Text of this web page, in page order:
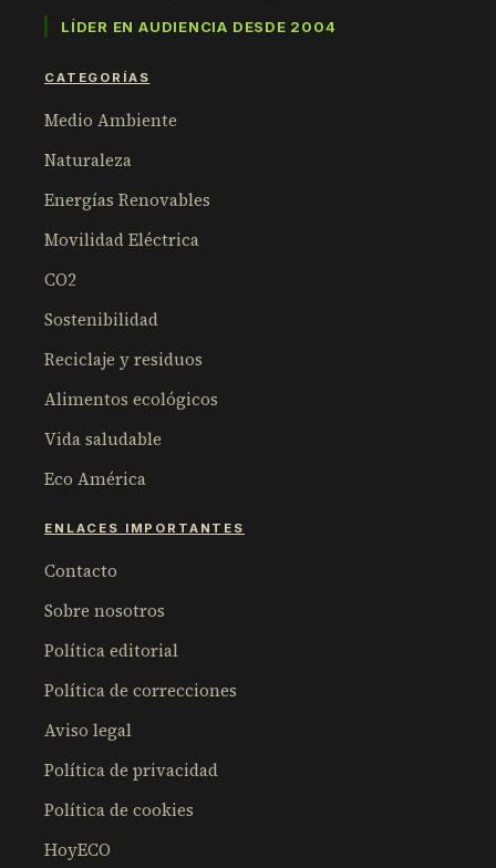
LÍDER EN AUDIENCIA DESDE 2004
CATEGORÍAS
Medio Ambiente
Naturaleza
Energías Renovables
Movilidad Eléctrica
CO2
Sostenibilidad
Reciclaje y residuos
Alimentos ecológicos
Vida saludable
Eco América
ENLACES IMPORTANTES
Contacto
Sobre nosotros
Política editorial
Política de correcciones
Aviso legal
Política de privacidad
Política de cookies
HoyECO